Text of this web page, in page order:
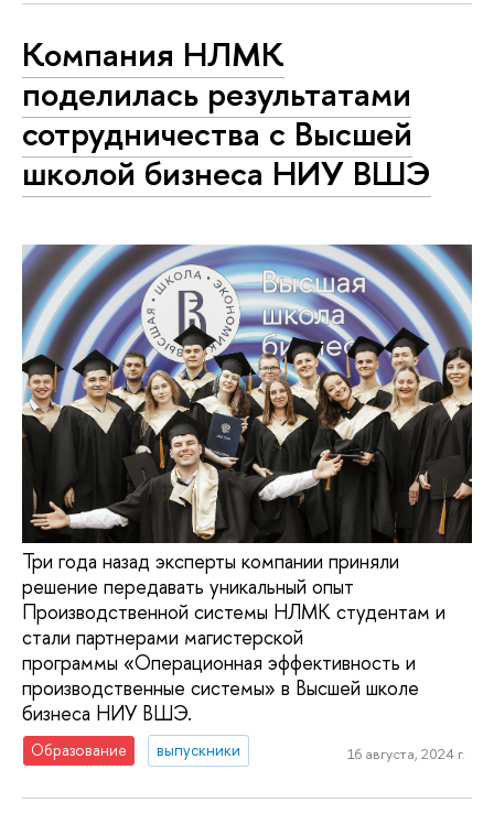
Компания НЛМК
поделилась результатами
сотрудничества с Высшей
школой бизнеса НИУ ВШЭ
Три года назад эксперты компании приняли
решение передавать уникальный опыт
Производственной системы НЛМК студентам и
стали партнерами магистерской
программы «Операционная эффективность и
производственные системы» в Высшей школе
бизнеса НИУ ВШЭ.
Образование выпускники 16 августа, 2024 г.